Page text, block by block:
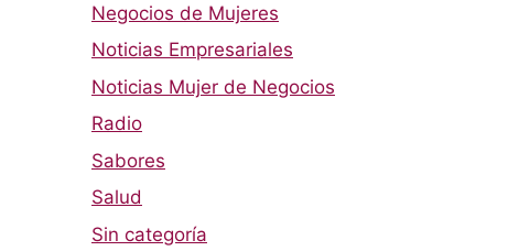
Negocios de Mujeres
Noticias Empresariales
Noticias Mujer de Negocios
Radio
Sabores
Salud
Sin categoría